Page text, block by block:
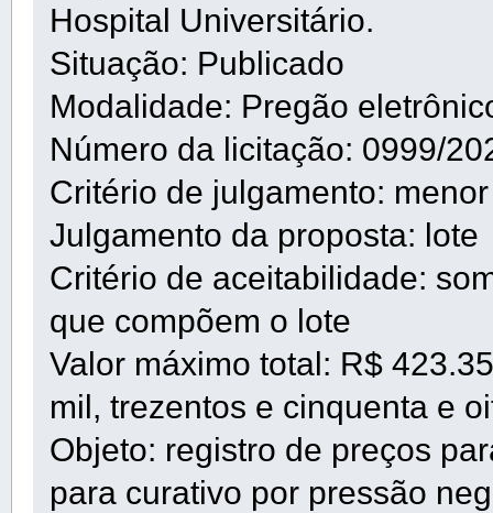
Hospital Universitário.
Situação: Publicado
Modalidade: Pregão
Número da licitação: 0999/
Critério de julgamento:
Julgamento da proposta: lote
Critério de aceitabilidade:
que compõem o lote
Valor máximo total: R$
mil, trezentos e cinquenta e
Objeto: registro de preços
para curativo por pressão